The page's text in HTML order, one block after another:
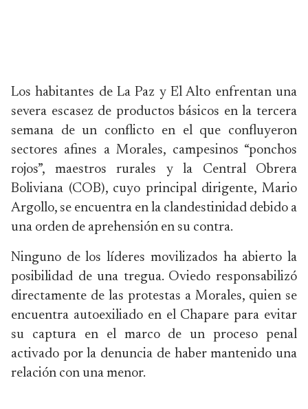
Los habitantes de La Paz y El Alto enfrentan una
severa escasez de productos básicos en la tercera
semana de un conflicto en el que confluyeron
sectores afines a Morales, campesinos “ponchos
rojos”, maestros rurales y la Central Obrera
Boliviana (COB), cuyo principal dirigente, Mario
Argollo, se encuentra en la clandestinidad debido a
una orden de aprehensión en su contra.
Ninguno de los líderes movilizados ha abierto la
posibilidad de una tregua. Oviedo responsabilizó
directamente de las protestas a Morales, quien se
encuentra autoexiliado en el Chapare para evitar
su captura en el marco de un proceso penal
activado por la denuncia de haber mantenido una
relación con una menor.